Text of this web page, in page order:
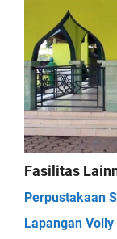
Fasilitas
Perpustakaan
Lapangan Volly